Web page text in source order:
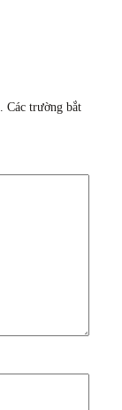
Các trường bắt